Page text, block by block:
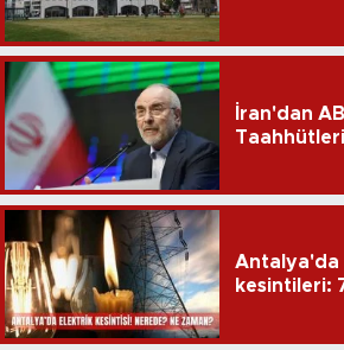
İran'dan
Antalya'da
kesintileri: